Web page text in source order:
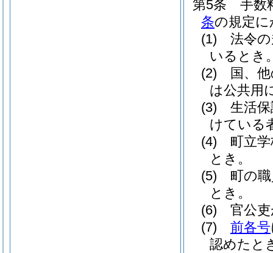
第5条
手数
条の規定
(1)
法令
いるとき
(2)
国、
は公共用
(3)
生活
けている
(4)
町立
とき。
(5)
町の
とき。
(6)
官公
(7)
前各号
認めたと